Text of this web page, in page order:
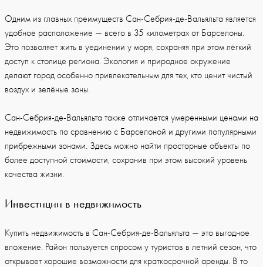
Одним из главных преимуществ Сан-Себрия-де-Вальяльта является
удобное расположение — всего в 35 километрах от Барселоны.
Это позволяет жить в уединении у моря, сохраняя при этом лёгкий
доступ к столице региона. Экология и природное окружение
делают город особенно привлекательным для тех, кто ценит чистый
воздух и зелёные зоны.
Сан-Себрия-де-Вальяльта также отличается умеренными ценами на
недвижимость по сравнению с Барселоной и другими популярными
прибрежными зонами. Здесь можно найти просторные объекты по
более доступной стоимости, сохранив при этом высокий уровень
качества жизни.
Инвестиции в недвижимость
Купить недвижимость в Сан-Себрия-де-Вальяльта — это выгодное
вложение. Район пользуется спросом у туристов в летний сезон, что
открывает хорошие возможности для краткосрочной аренды. В то